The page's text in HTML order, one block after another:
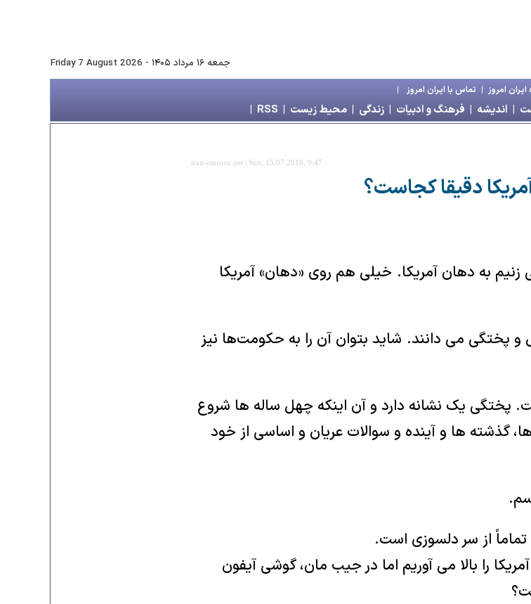
جمعه ۱۶ مرداد ۱۴۰۵ -
Friday 7 August 2026
ايران امروز | تماس با ايران امروز |
| انديشه | فرهنگ و ادبيات | زندگی | محیط زیست |
RSS
|
iran-emrooz.net | Sun, 15.07.2018, 9:47
دقیقا کجاست؟
به دهان آمریکا. خیلی هم روی «دهان» آمریکا
و پختگی می دانند. شاید بتوان آن را به حکومت‌ها نیز
پختگی یک نشانه دارد و آن اینکه چهل ساله ها شروع
گذشته ها و آینده و سوالات عریان و اساسی از خود
از سر دلسوزی است.
را بالا می آوریم اما در جیب مان، گوشی آیفون